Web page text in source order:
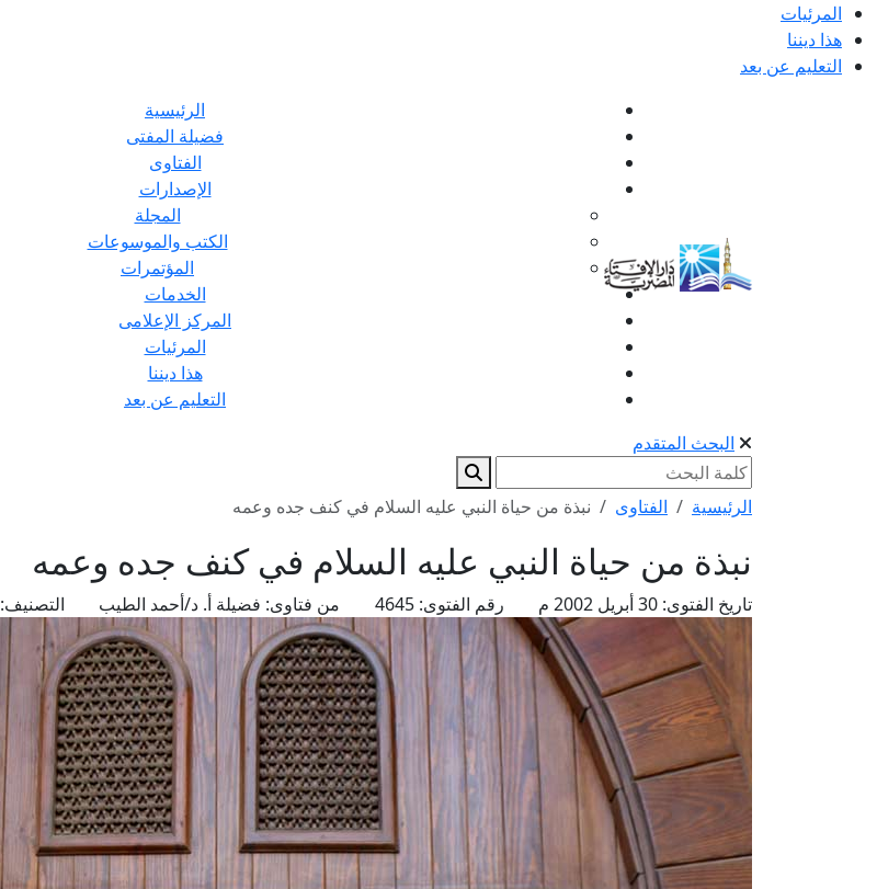
المرئيات
هذا ديننا
التعليم عن بعد
الرئيسية
فضيلة المفتى
الفتاوى
الإصدارات
المجلة
الكتب والموسوعات
المؤتمرات
الخدمات
المركز الإعلامى
المرئيات
هذا ديننا
التعليم عن بعد
البحث المتقدم
الرئيسية الفتاوى نبذة من حياة النبي عليه السلام في كنف جده وعمه
نبذة من حياة النبي عليه السلام في كنف جده وعمه
تاريخ الفتوى: رقم الفتوى: 4645 من فتاوى: فضيلة أ. د/أحمد الطيب التصنيف: